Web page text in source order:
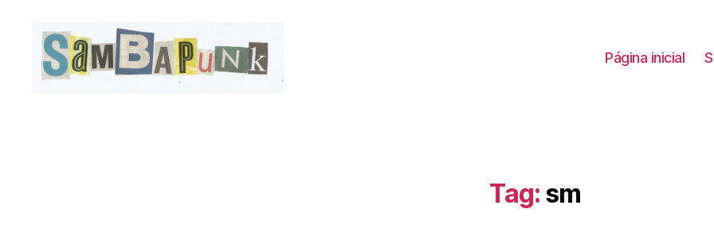
Página inicial
Tag: sm